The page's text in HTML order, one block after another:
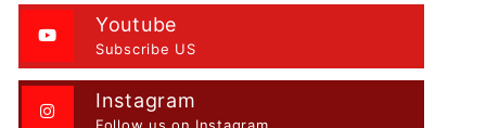
Youtube
Subscribe US
Instagram